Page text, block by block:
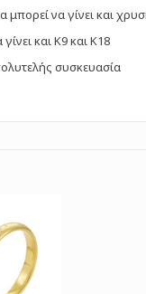
μπορεί να γίνει και
και Κ9 και Κ18
συσκευασία